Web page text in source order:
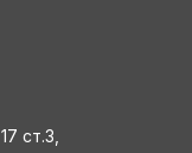
ст.3,